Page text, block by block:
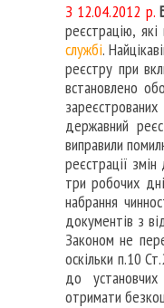
З 12.04.2012 р.
реєстрацію,
службі.
реєстру при
встановлено
державний
виправили
реєстрації
три робочих
набрання
документів з
Законом не
оскільки п.10
до установчих
отримати